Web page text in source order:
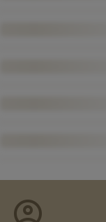
account_circle